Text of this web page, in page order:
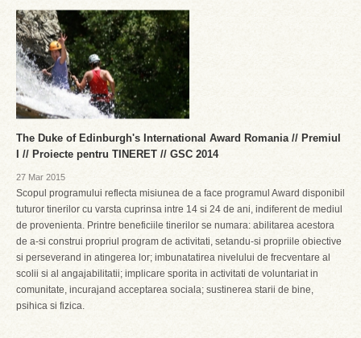
The Duke of Edinburgh's International Award Romania // Premiul
I // Proiecte pentru TINERET // GSC 2014
27 Mar 2015
Scopul programului reflecta misiunea de a face programul Award disponibil
tuturor tinerilor cu varsta cuprinsa intre 14 si 24 de ani, indiferent de mediul
de provenienta. Printre beneficiile tinerilor se numara: abilitarea acestora
de a-si construi propriul program de activitati, setandu-si propriile obiective
si perseverand in atingerea lor; imbunatatirea nivelului de frecventare al
scolii si al angajabilitatii; implicare sporita in activitati de voluntariat in
comunitate, incurajand acceptarea sociala; sustinerea starii de bine,
psihica si fizica.